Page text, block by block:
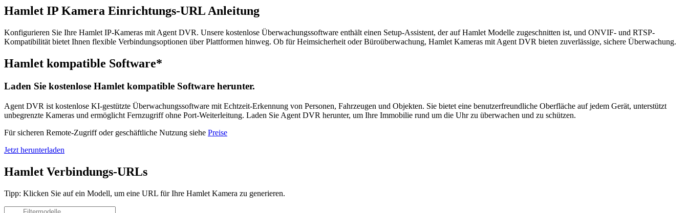
Hamlet IP Kamera Einrichtungs-URL Anleitung
Konfigurieren Sie Ihre Hamlet IP-Kameras mit Agent DVR. Unsere kostenlose Überwachungssoftware enthält einen Setup-Assistent, der auf Hamlet Modelle zugeschnitten ist, und ONVIF- und RTSP-
Kompatibilität bietet Ihnen flexible Verbindungsoptionen über Plattformen hinweg. Ob für Heimsicherheit oder Büroüberwachung, Hamlet Kameras mit Agent DVR bieten zuverlässige, sichere Überwachung.
Hamlet kompatible Software*
Laden Sie kostenlose Hamlet kompatible Software herunter.
Agent DVR ist kostenlose KI-gestützte Überwachungssoftware mit Echtzeit-Erkennung von Personen, Fahrzeugen und Objekten. Sie bietet eine benutzerfreundliche Oberfläche auf jedem Gerät, unterstützt
unbegrenzte Kameras und ermöglicht Fernzugriff ohne Port-Weiterleitung. Laden Sie Agent DVR herunter, um Ihre Immobilie rund um die Uhr zu überwachen und zu schützen.
Für sicheren Remote-Zugriff oder geschäftliche Nutzung siehe Preise
Jetzt herunterladen
Hamlet Verbindungs-URLs
Tipp: Klicken Sie auf ein Modell, um eine URL für Ihre Hamlet Kamera zu generieren.